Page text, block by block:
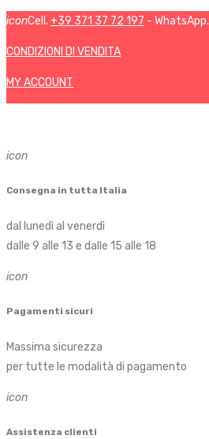
iconCell. +39 371 37 72 197 - WhatsApp.
CONDIZIONI DI VENDITA
MY ACCOUNT
icon
Consegna in tutta Italia
dal lunedì al venerdì
dalle 9 alle 13 e dalle 15 alle 18
icon
Pagamenti sicuri
Massima sicurezza
per tutte le modalità di pagamento
icon
Assistenza clienti